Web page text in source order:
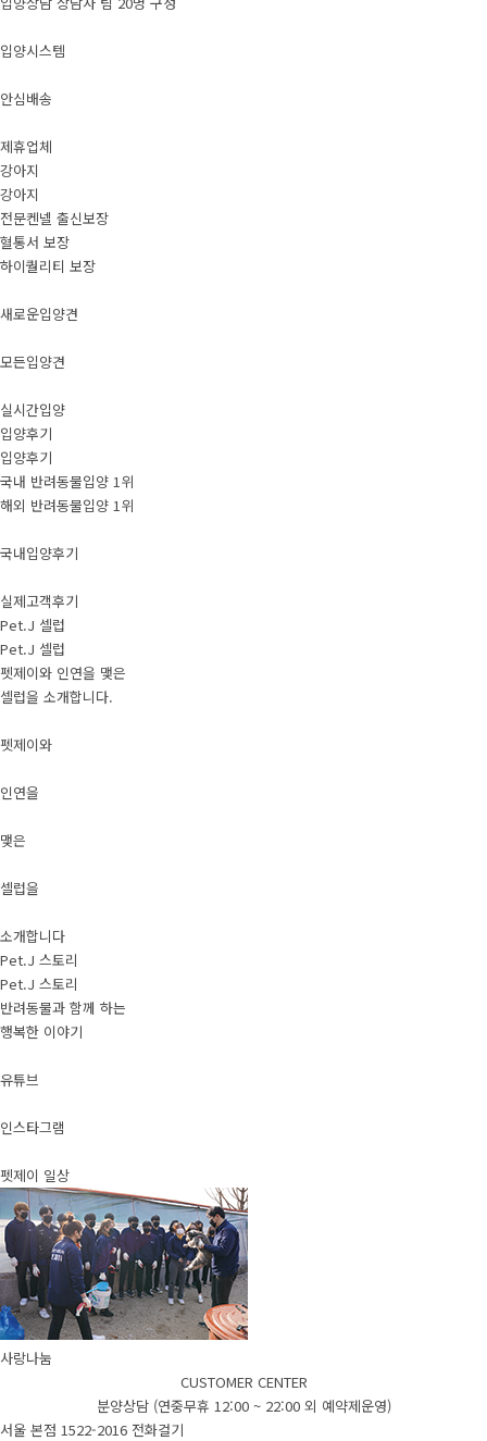
입양시스템
안심배송
제휴업체
강아지
강아지
전문켄넬 출신보장
혈통서 보장
하이퀄리티 보장
새로운입양견
모든입양견
실시간입양
입양후기
입양후기
국내 반려동물입양 1위
해외 반려동물입양 1위
국내입양후기
실제고객후기
Pet.J 셀럽
Pet.J 셀럽
펫제이와 인연을 맺은
셀럽을 소개합니다.
펫제이와
인연을
맺은
셀럽을
소개합니다
Pet.J 스토리
Pet.J 스토리
반려동물과 함께 하는
행복한 이야기
유튜브
인스타그램
펫제이 일상
사랑나눔
CUSTOMER CENTER
분양상담 (연중무휴 12:00 ~ 22:00 외 예약제운영)
서울 본점 1522-2016 전화걸기